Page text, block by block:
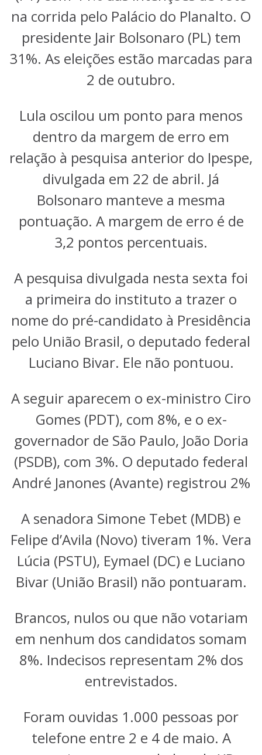
na corrida pelo Palácio do Planalto. O
presidente Jair Bolsonaro (PL) tem
31%. As eleições estão marcadas para
2 de outubro.
Lula oscilou um ponto para menos
dentro da margem de erro em
relação à pesquisa anterior do Ipespe,
divulgada em 22 de abril. Já
Bolsonaro manteve a mesma
pontuação. A margem de erro é de
3,2 pontos percentuais.
A pesquisa divulgada nesta sexta foi
a primeira do instituto a trazer o
nome do pré-candidato à Presidência
pelo União Brasil, o deputado federal
Luciano Bivar. Ele não pontuou.
A seguir aparecem o ex-ministro Ciro
Gomes (PDT), com 8%, e o ex-
governador de São Paulo, João Doria
(PSDB), com 3%. O deputado federal
André Janones (Avante) registrou 2%
A senadora Simone Tebet (MDB) e
Felipe d’Avila (Novo) tiveram 1%. Vera
Lúcia (PSTU), Eymael (DC) e Luciano
Bivar (União Brasil) não pontuaram.
Brancos, nulos ou que não votariam
em nenhum dos candidatos somam
8%. Indecisos representam 2% dos
entrevistados.
Foram ouvidas 1.000 pessoas por
telefone entre 2 e 4 de maio. A